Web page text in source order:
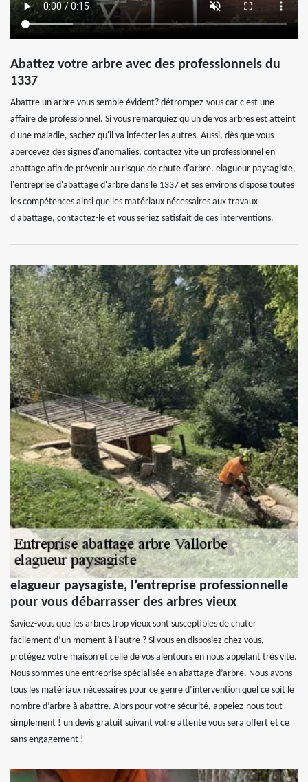
Abattez votre arbre avec des professionnels du
1337
Abattre un arbre vous semble évident? détrompez-vous car c'est une
affaire de professionnel. Si vous remarquiez qu'un de vos arbres est atteint
d'une maladie, sachez qu'il va infecter les autres. Aussi, dès que vous
apercevez des signes d'anomalies, contactez vite un professionnel en
abattage afin de prévenir au risque de chute d'arbre. elagueur paysagiste,
l'entreprise d'abattage d'arbre dans le 1337 et ses environs dispose toutes
les compétences ainsi que les matériaux nécessaires aux travaux
d'abattage, contactez-le et vous seriez satisfait de ces interventions.
elagueur paysagiste, l’entreprise professionnelle
pour vous débarrasser des arbres vieux
Saviez-vous que les arbres trop vieux sont susceptibles de chuter
facilement d’un moment à l’autre ? Si vous en disposiez chez vous,
protégez votre maison et celle de vos alentours en nous appelant très vite.
Nous sommes une entreprise spécialisée en abattage d’arbre. Nous avons
tous les matériaux nécessaires pour ce genre d’intervention quel ce soit le
nombre d’arbre à abattre. Alors pour votre sécurité, appelez-nous tout
simplement ! un devis gratuit suivant votre attente vous sera offert et ce
sans engagement !